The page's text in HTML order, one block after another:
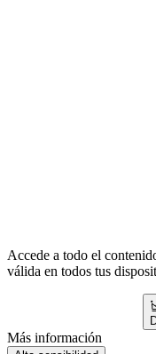
Accede a todo el
válida en todos tus
Más información